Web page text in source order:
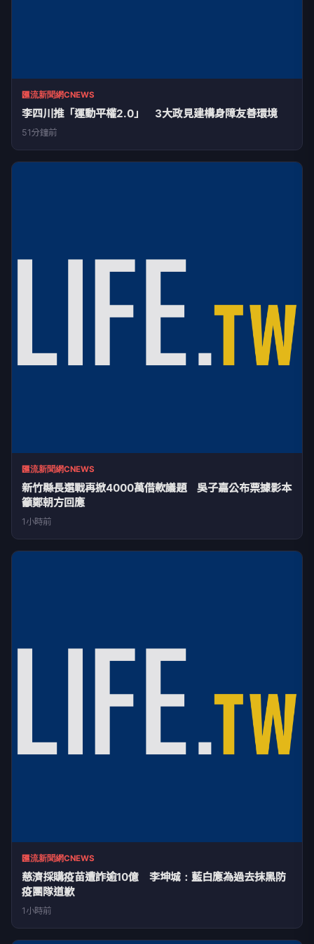
匯流新聞網CNEWS
李四川推「運動平權2.0」 3大政見建構身障友善環境
51分鐘前
匯流新聞網CNEWS
新竹縣長選戰再掀4000萬借款議題 吳子嘉公布票據影本
籲鄭朝方回應
1小時前
匯流新聞網CNEWS
慈濟採購疫苗遭詐逾10億 李坤城：藍白應為過去抹黑防
疫團隊道歉
1小時前